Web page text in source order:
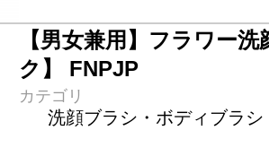
【男女兼用】フラワー
ク】 FNPJP
カテゴリ
洗顔ブラシ・ボディブラシ